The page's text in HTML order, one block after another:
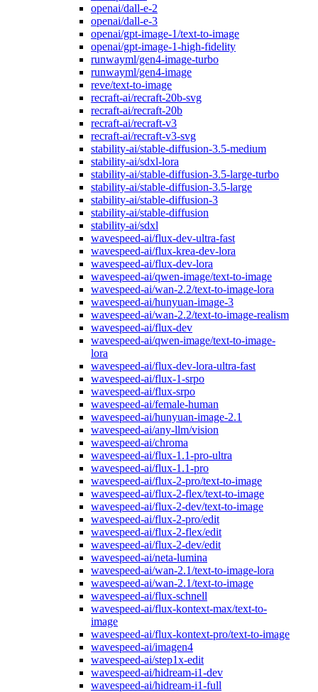
openai/dall-e-2
openai/dall-e-3
openai/gpt-image-1/text-to-image
openai/gpt-image-1-high-fidelity
runwayml/gen4-image-turbo
runwayml/gen4-image
reve/text-to-image
recraft-ai/recraft-20b-svg
recraft-ai/recraft-20b
recraft-ai/recraft-v3
recraft-ai/recraft-v3-svg
stability-ai/stable-diffusion-3.5-medium
stability-ai/sdxl-lora
stability-ai/stable-diffusion-3.5-large-turbo
stability-ai/stable-diffusion-3.5-large
stability-ai/stable-diffusion-3
stability-ai/stable-diffusion
stability-ai/sdxl
wavespeed-ai/flux-dev-ultra-fast
wavespeed-ai/flux-krea-dev-lora
wavespeed-ai/flux-dev-lora
wavespeed-ai/qwen-image/text-to-image
wavespeed-ai/wan-2.2/text-to-image-lora
wavespeed-ai/hunyuan-image-3
wavespeed-ai/wan-2.2/text-to-image-realism
wavespeed-ai/flux-dev
wavespeed-ai/qwen-image/text-to-image-
lora
wavespeed-ai/flux-dev-lora-ultra-fast
wavespeed-ai/flux-1-srpo
wavespeed-ai/flux-srpo
wavespeed-ai/female-human
wavespeed-ai/hunyuan-image-2.1
wavespeed-ai/any-llm/vision
wavespeed-ai/chroma
wavespeed-ai/flux-1.1-pro-ultra
wavespeed-ai/flux-1.1-pro
wavespeed-ai/flux-2-pro/text-to-image
wavespeed-ai/flux-2-flex/text-to-image
wavespeed-ai/flux-2-dev/text-to-image
wavespeed-ai/flux-2-pro/edit
wavespeed-ai/flux-2-flex/edit
wavespeed-ai/flux-2-dev/edit
wavespeed-ai/neta-lumina
wavespeed-ai/wan-2.1/text-to-image-lora
wavespeed-ai/wan-2.1/text-to-image
wavespeed-ai/flux-schnell
wavespeed-ai/flux-kontext-max/text-to-
image
wavespeed-ai/flux-kontext-pro/text-to-image
wavespeed-ai/imagen4
wavespeed-ai/step1x-edit
wavespeed-ai/hidream-i1-dev
wavespeed-ai/hidream-i1-full